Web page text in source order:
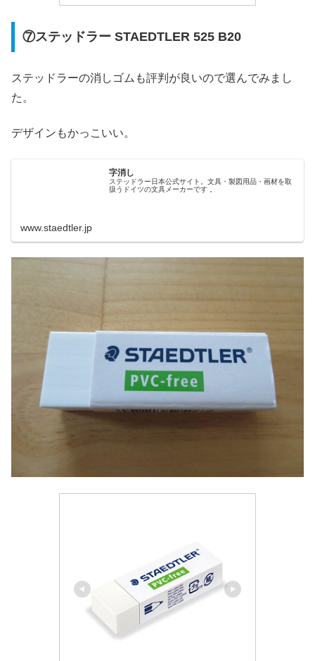
⑦ステッドラー STAEDTLER 525 B20
ステッドラーの消しゴムも評判が良いので選んでみまし
た。
デザインもかっこいい。
字消し
ステッドラー日本公式サイト。文具・製図用品・画材を取
扱うドイツの文具メーカーです 。
www.staedtler.jp